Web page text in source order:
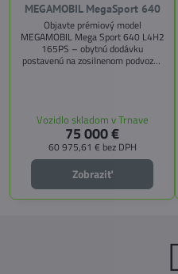
MEGAMOBIL MegaSport 640
Objavte prémiový model
MEGAMOBIL Mega Sport 640 L4H2
165PS – obytnú dodávku
postavenú na zosilnenom podvozku
pozdĺžnemu lôžku a možnosti
doplniť predné prídavné lôžko.
Vozidlo skladom v Trnave
75 000 €
60 975,61 € bez DPH
Zobraziť